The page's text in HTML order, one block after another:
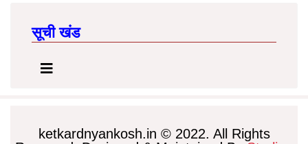
सूची खंड
ketkardnyankosh.in © 2022. All Rights